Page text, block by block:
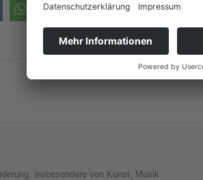
teilen teilen
insbesondere von Kunst, Musik